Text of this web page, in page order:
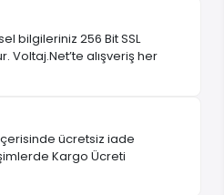
bilgileriniz 256 Bit SSL
Voltaj.Net’te alışveriş her
ücretsiz iade
Kargo Ücreti